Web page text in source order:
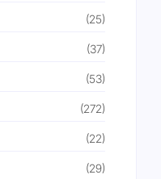
(25)
(37)
(53)
(272)
(22)
(29)